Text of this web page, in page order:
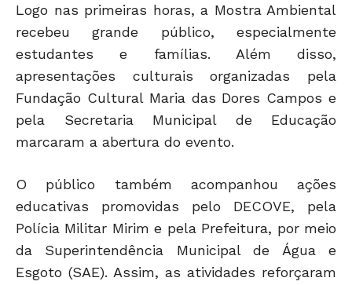
Logo nas primeiras horas, a Mostra Ambiental
recebeu grande público, especialmente
estudantes e famílias. Além disso,
apresentações culturais organizadas pela
Fundação Cultural Maria das Dores Campos e
pela Secretaria Municipal de Educação
marcaram a abertura do evento.
O público também acompanhou ações
educativas promovidas pelo DECOVE, pela
Polícia Militar Mirim e pela Prefeitura, por meio
da Superintendência Municipal de Água e
Esgoto (SAE). Assim, as atividades reforçaram